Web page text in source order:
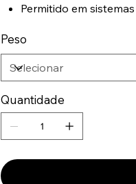
Permitido em
Peso
Quantidade